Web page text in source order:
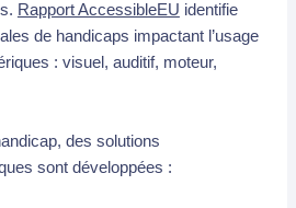
Rapport AccessibleEU identifie
de handicaps impactant l’usage
: visuel, auditif, moteur,
des solutions
sont développées :